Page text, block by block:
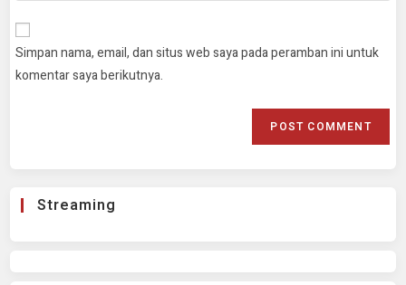
Simpan nama, email, dan situs web saya pada peramban ini untuk
komentar saya berikutnya.
Streaming